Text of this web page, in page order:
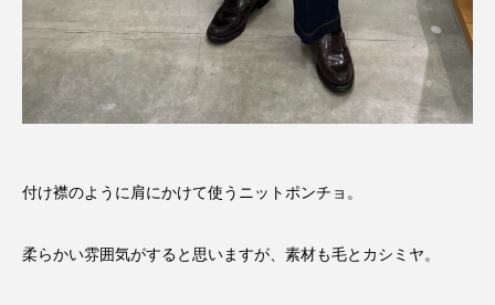
付け襟のように肩にかけて使うニットポンチョ。
柔らかい雰囲気がすると思いますが、素材も毛とカシミヤ。